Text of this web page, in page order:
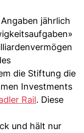
jährlich
die Stiftung die
Investments
Rail. Diese
und hält nur